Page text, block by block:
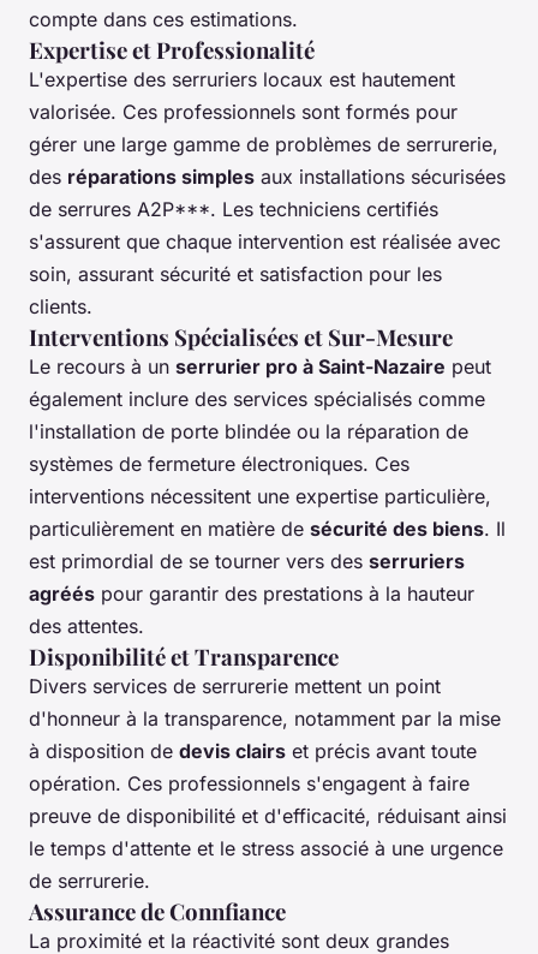
compte dans ces estimations.
Expertise et Professionalité
L'expertise des serruriers locaux est hautement
valorisée. Ces professionnels sont formés pour
gérer une large gamme de problèmes de serrurerie,
des réparations simples aux installations sécurisées
de serrures A2P***. Les techniciens certifiés
s'assurent que chaque intervention est réalisée avec
soin, assurant sécurité et satisfaction pour les
clients.
Interventions Spécialisées et Sur-Mesure
Le recours à un serrurier pro à Saint-Nazaire peut
également inclure des services spécialisés comme
l'installation de porte blindée ou la réparation de
systèmes de fermeture électroniques. Ces
interventions nécessitent une expertise particulière,
particulièrement en matière de sécurité des biens. Il
est primordial de se tourner vers des serruriers
agréés pour garantir des prestations à la hauteur
des attentes.
Disponibilité et Transparence
Divers services de serrurerie mettent un point
d'honneur à la transparence, notamment par la mise
à disposition de devis clairs et précis avant toute
opération. Ces professionnels s'engagent à faire
preuve de disponibilité et d'efficacité, réduisant ainsi
le temps d'attente et le stress associé à une urgence
de serrurerie.
Assurance de Connfiance
La proximité et la réactivité sont deux grandes